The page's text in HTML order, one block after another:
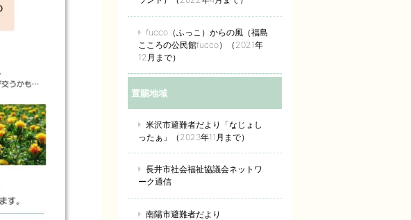
fucco（ふっこ）からの風（福島
こころの公民館fucco）（2021年
12月まで）
置賜地域
米沢市避難者だより「なじょし
ったぁ」（2023年11月まで）
長井市社会福祉協議会ネットワ
ーク通信
南陽市避難者だより